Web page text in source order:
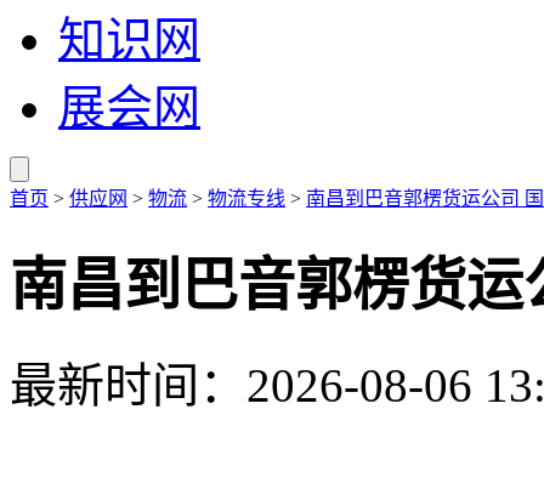
知识网
展会网
首页 > 供应网 > 物流 > 物流专线 > 南昌到巴音郭楞货运公司
南昌到巴音郭楞货
最新时间：2026-08-06